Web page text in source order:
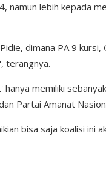
namun lebih kepada
dimana PA 9
terangnya.
hanya memiliki
Partai Amanat
bisa saja koalisi ini